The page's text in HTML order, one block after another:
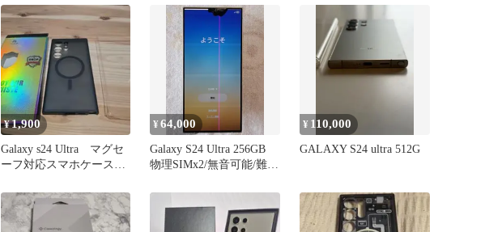
シー エス24 ウルトラ ケ
ース ギャラクシー エス
24保護ケース カバー ス
マホ 一体型
プ付き Galaxy S23 カバー
ギャラクシー エス23 ケ
ース Galaxy A54 5G
Galaxy A53 5G
ト スタンド Galaxy S23+
Galaxy S22 レザー カバー
ギャラクシー エス22 PC
耐久性
¥1,900
Galaxy s24 Ultra マグセ
ーフ対応スマホケース
¥64,000
Galaxy S24 Ultra 256GB
物理SIMx2/無音可能/難あ
¥ 110,000
GALAXY S24 ultra 512G